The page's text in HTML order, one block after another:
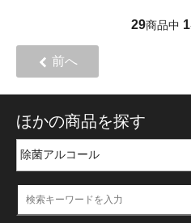
29商品中 1
前へ
ほかの商品を探す